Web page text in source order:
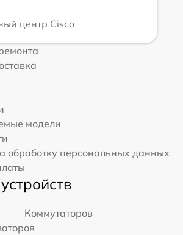
центр Cisco
модели
обработку персональных данных
Коммутаторов